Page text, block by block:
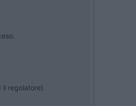
regolatore).